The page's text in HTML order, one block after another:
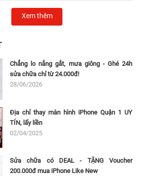
Xem thêm
Chẳng lo nắng gắt, mưa giông - Ghé 24h
sửa chữa chỉ từ 24.000đ!
28/06/2026
Địa chỉ thay màn hình iPhone Quận 1 UY
TÍN, lấy liền
02/04/2025
Sửa chữa có DEAL - TẶNG Voucher
200.000đ mua iPhone Like New